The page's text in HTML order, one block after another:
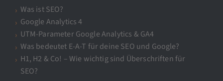
Was ist SEO?
Google Analytics 4
UTM-Parameter Google Analytics & GA4
Was bedeutet E-A-T für deine SEO und Google?
H1, H2 & Co! – Wie wichtig sind Überschriften für
SEO?